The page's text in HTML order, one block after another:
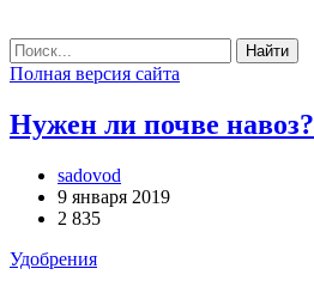
Найти
Полная версия сайта
Нужен ли почве навоз?
sadovod
9 января 2019
2 835
Удобрения